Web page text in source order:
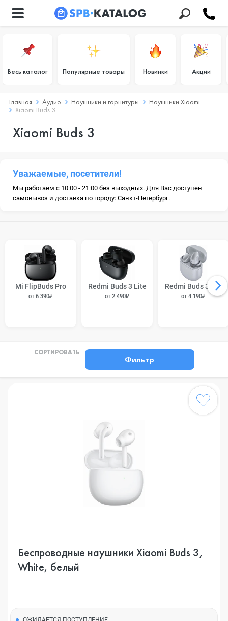
Весь каталог Популярные товары Новинки Акции
Главная Аудио Наушники и гарнитуры
Наушники Xiaomi
Xiaomi Buds 3
Xiaomi Buds 3
Уважаемые, посетители!
Мы работаем с 10:00 - 21:00 без выходных. Для Вас доступен
самовывоз и доставка по городу: Санкт-Петербург.
Mi FlipBuds Pro
от 6 390₽
Redmi Buds 3 Lite
от 2 490₽
Redmi Buds 3 Pro
от 4 190₽
СОРТИРОВАТЬ
Фильтр
Беспроводные наушники Xiaomi Buds 3,
White, белый